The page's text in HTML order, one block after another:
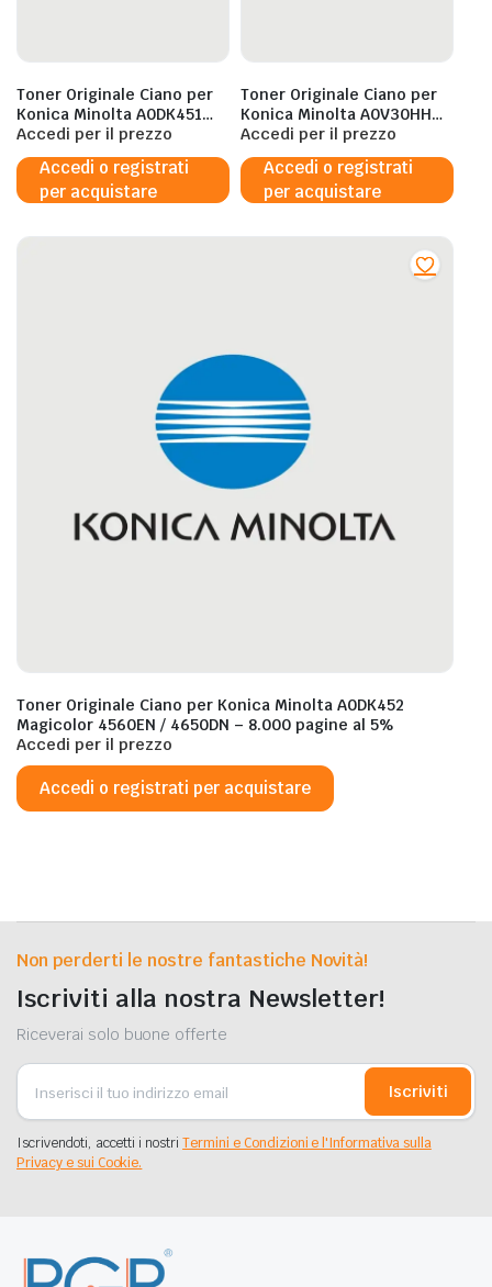
Toner Originale Ciano per
Konica Minolta A0DK451
Magicolor 4560EN / 4650DN
– 4.000 pagine al 5%
Accedi per il prezzo
Accedi o registrati
per acquistare
Toner Originale Ciano per
Konica Minolta A0V30HH
Magicolor 1650EN / 1680MF
/ 1690MF – 2.500 pagine al
5%
Accedi per il prezzo
Accedi o registrati
per acquistare
Toner Originale Ciano per Konica Minolta A0DK452
Magicolor 4560EN / 4650DN – 8.000 pagine al 5%
Accedi per il prezzo
Accedi o registrati per acquistare
Non perderti le nostre fantastiche Novità!
Iscriviti alla nostra Newsletter!
Riceverai solo buone offerte
Iscriviti
Iscrivendoti, accetti i nostriTermini e Condizioni e l'Informativa sulla
Privacy e sui Cookie.